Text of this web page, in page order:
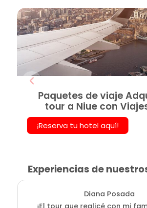
Paquetes de viaje
tour a Niue con
¡Reserva tu hotel aquí!
Experiencias de
Diana Posada
¡El tour que realicé con mi